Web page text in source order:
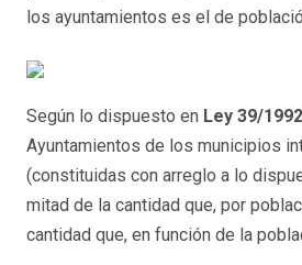
los ayuntamientos es el de
Según lo dispuesto en Ley 39/1992
Ayuntamientos de los municipios
(constituidas con arreglo a lo
mitad de la cantidad que, por
cantidad que, en función de la